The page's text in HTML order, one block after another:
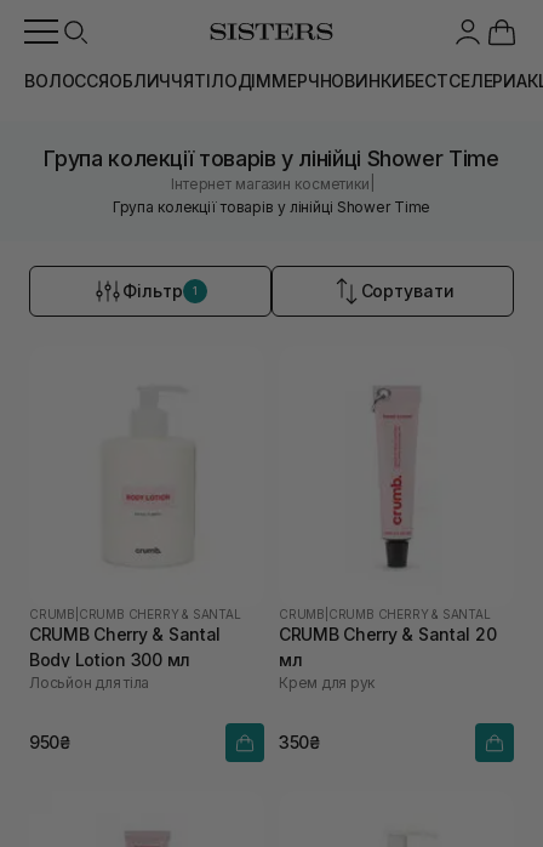
ВОЛОССЯОБЛИЧЧЯТІЛОДІММЕРЧНОВИНКИБЕСТСЕЛЕРИ
Група колекції товарів у лінійці Shower Time
Інтернет магазин косметики
Група колекції товарів у лінійці Shower Time
Фільтр 1 Сортувати
CRUMB CRUMB CHERRY & SANTAL
CRUMB Cherry & Santal
Body Lotion 300 мл
Лосьйон для тіла
950₴
CRUMB CRUMB CHERRY & SANTAL
CRUMB Cherry & Santal 20
мл
Крем для рук
350₴